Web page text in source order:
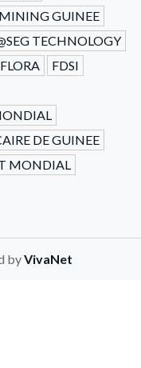
GUINEE
TECHNOLOGY
FDSI
DE GUINEE
MONDIAL
byVivaNet